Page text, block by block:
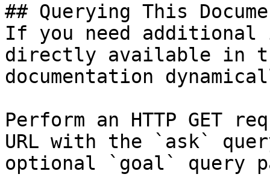
## Querying This
If you need
directly available in
documentation
Perform an HTTP GET
URL with the `ask`
optional `goal` query